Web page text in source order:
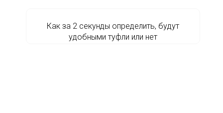
Как за 2 секунды определить, будут
удобными туфли или нет